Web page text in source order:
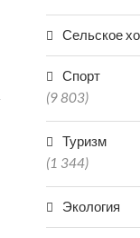
Сельское
Спорт
(9 803)
Туризм
(1 344)
Экология